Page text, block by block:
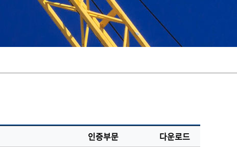
인증부문 다운로드